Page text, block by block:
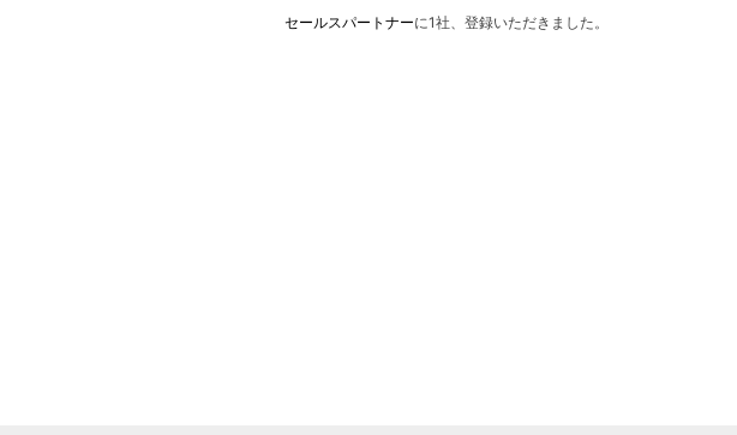
セールスパートナーに1社、登録いただきました。